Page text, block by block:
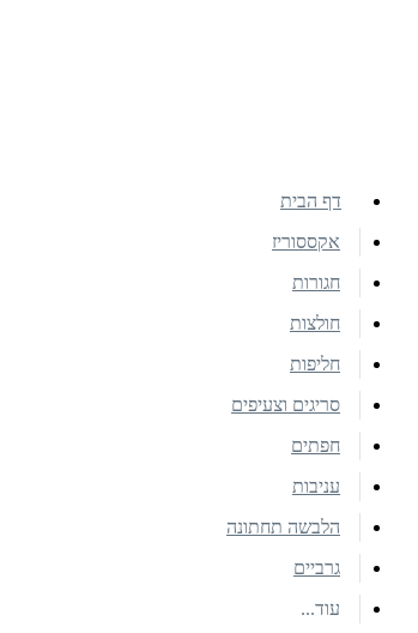
דף הבית
אקססוריז
חגורות
חולצות
חליפות
סריגים וצעיפים
חפתים
עניבות
הלבשה תחתונה
גרביים
עוד...